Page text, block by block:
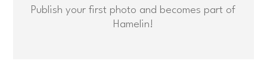
Publish your first photo and becomes part of
Hamelin!